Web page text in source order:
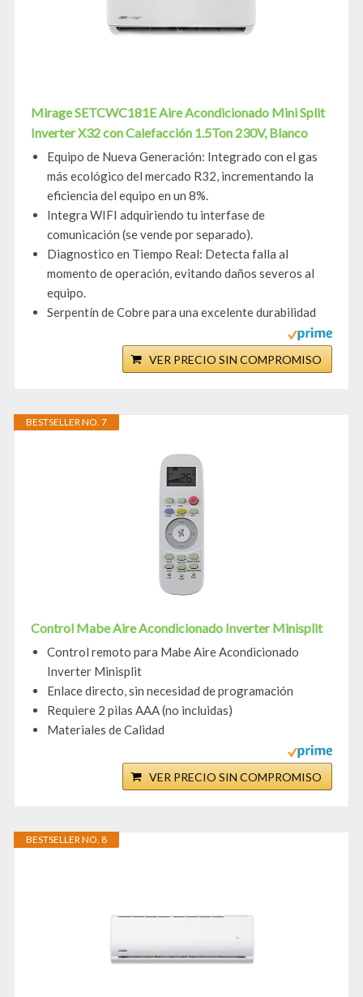
Mirage SETCWC181E Aire Acondicionado Mini Split
Inverter X32 con Calefacción 1.5Ton 230V, Blanco
Equipo de Nueva Generación: Integrado con el gas
más ecológico del mercado R32, incrementando la
eficiencia del equipo en un 8%.
Integra WIFI adquiriendo tu interfase de
comunicación (se vende por separado).
Diagnostico en Tiempo Real: Detecta falla al
momento de operación, evitando daños severos al
equipo.
Serpentín de Cobre para una excelente durabilidad
VER PRECIO SIN COMPROMISO
BESTSELLER NO. 7
Control Mabe Aire Acondicionado Inverter Minisplit
Control remoto para Mabe Aire Acondicionado
Inverter Minisplit
Enlace directo, sin necesidad de programación
Requiere 2 pilas AAA (no incluidas)
Materiales de Calidad
VER PRECIO SIN COMPROMISO
BESTSELLER NO. 8